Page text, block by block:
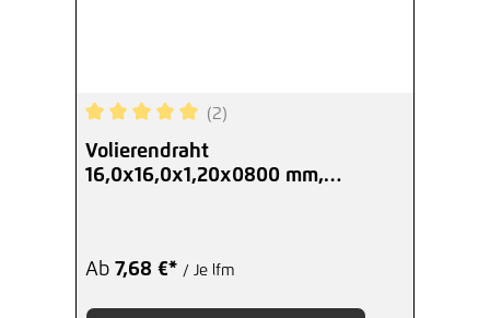
Durchschnittliche Bewertung von 5 von 5
(2)
Volierendraht
16,0x16,0x1,20x0800 mm,
Ab 7,68 €* / Je lfm